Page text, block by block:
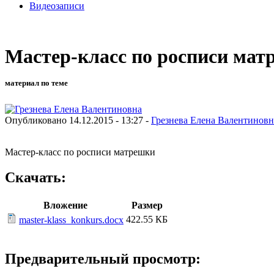
Видеозаписи
Мастер-класс по росписи
материал по теме
Опубликовано 14.12.2015 - 13:27 - Грезнева Елена
Мастер-класс по росписи матрешки
Скачать:
Вложение
Размер
master-klass_konkurs.docx 422.55 КБ
Предварительный просмотр: